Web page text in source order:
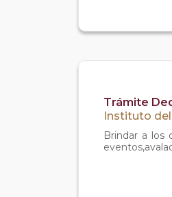
Trámite
Instituto del
Brindar a los